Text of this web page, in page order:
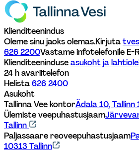
Klienditeenindus
Oleme sinu jaoks olemas.Kirjuta
626 2200Vastame infotelefonile E-
Klienditeeninduse asukoht ja
24 h avariitelefon
Helista 626 2400
Asukoht
Tallinna Vee kontorÄdala 10, Tallinn
Ülemiste veepuhastusjaam
Tallinn
Paljassaare reoveepuhastusjaam
10313 Tallinn